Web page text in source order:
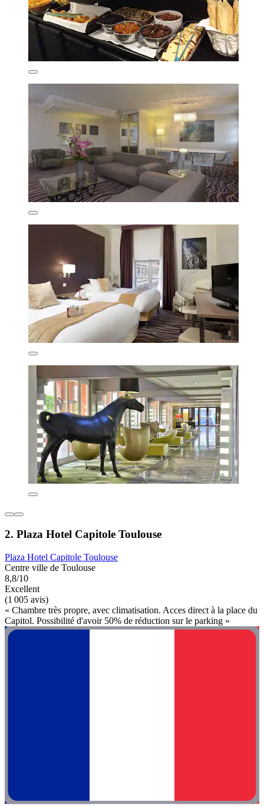
2. Plaza Hotel Capitole Toulouse
Plaza Hotel Capitole Toulouse
Centre ville de Toulouse
8,8/10
Excellent
(1 005 avis)
« Chambre très propre, avec climatisation. Acces direct à la place du
Capitol. Possibilité d'avoir 50% de réduction sur le parking »